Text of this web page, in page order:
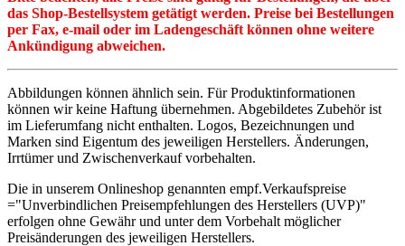
das Shop-Bestellsystem getätigt werden. Preise bei Bestellungen
per Fax, e-mail oder im Ladengeschäft können ohne weitere
Ankündigung abweichen.
Abbildungen können ähnlich sein. Für Produktinformationen
können wir keine Haftung übernehmen. Abgebildetes Zubehör ist
im Lieferumfang nicht enthalten. Logos, Bezeichnungen und
Marken sind Eigentum des jeweiligen Herstellers. Änderungen,
Irrtümer und Zwischenverkauf vorbehalten.
Die in unserem Onlineshop genannten empf.Verkaufspreise
="Unverbindlichen Preisempfehlungen des Herstellers (UVP)"
erfolgen ohne Gewähr und unter dem Vorbehalt möglicher
Preisänderungen des jeweiligen Herstellers.